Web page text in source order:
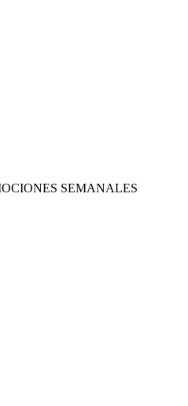
SEMANALES